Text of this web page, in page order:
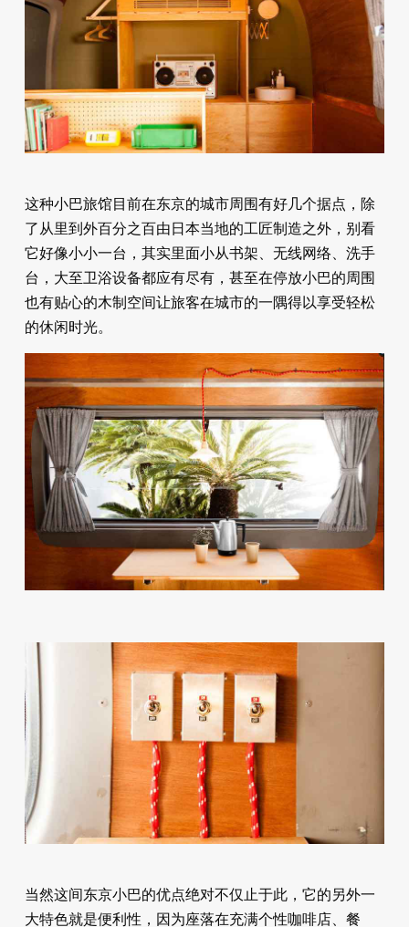
这种小巴旅馆目前在东京的城市周围有好几个据点，除
了从里到外百分之百由日本当地的工匠制造之外，别看
它好像小小一台，其实里面小从书架、无线网络、洗手
台，大至卫浴设备都应有尽有，甚至在停放小巴的周围
也有贴心的木制空间让旅客在城市的一隅得以享受轻松
的休闲时光。
当然这间东京小巴的优点绝对不仅止于此，它的另外一
大特色就是便利性，因为座落在充满个性咖啡店、餐